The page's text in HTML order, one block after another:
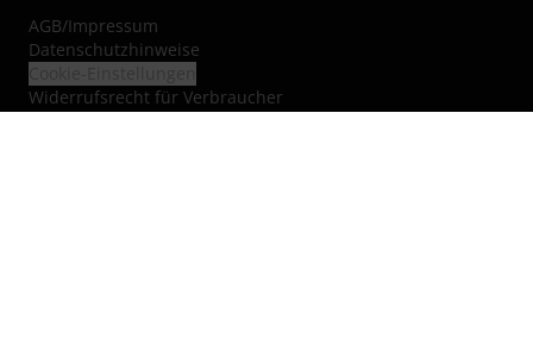
AGB/Impressum
Datenschutzhinweise
Widerrufsrecht für Verbraucher